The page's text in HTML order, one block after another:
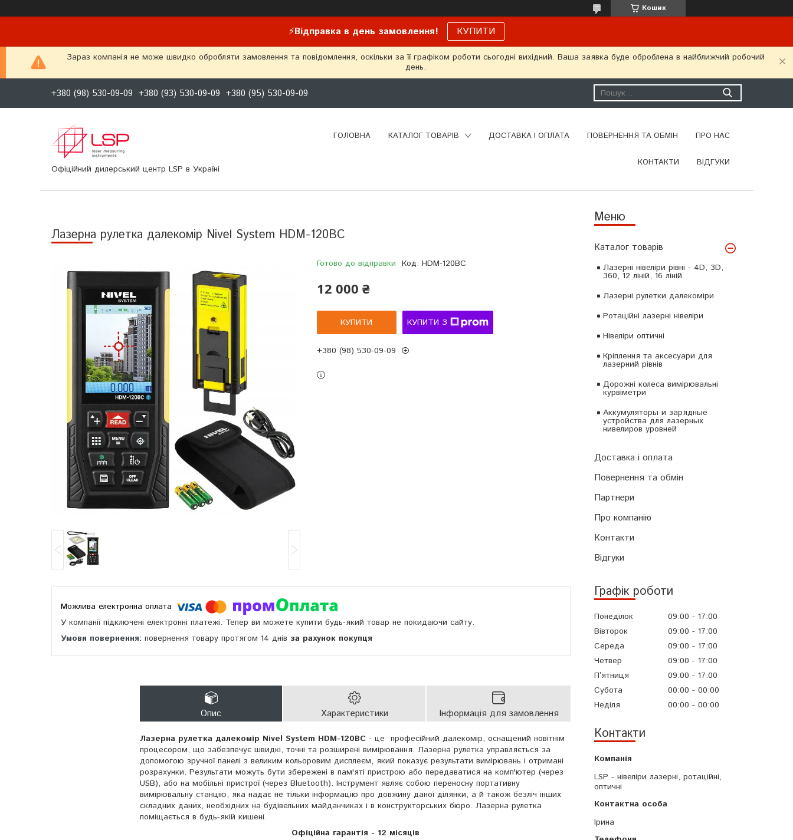
Кошик
⚡Відправка в день замовлення! КУПИТИ
Зараз компанія не може швидко обробляти замовлення та повідомлення, оскільки за її графіком роботи сьогодні вихідний. Ваша заявка буде оброблена в найближчий робочий
день.
+380 (98) 530-09-09 +380 (93) 530-09-09 +380 (95) 530-09-09
Офіційний дилерський центр LSP в Україні
ГОЛОВНА КАТАЛОГ ТОВАРІВ ДОСТАВКА І ОПЛАТА ПОВЕРНЕННЯ ТА ОБМІН ПРО НАС
КОНТАКТИ ВІДГУКИ
Каталог товарів
Лазерні нівеліри рівні - 4D, 3D,
360, 12 ліній, 16 ліній
Лазерні рулетки далекоміри
Ротаційні лазерні нівеліри
Нівеліри оптичні
Кріплення та аксесуари для
лазерний рівнів
Дорожні колеса вимірювальні
курвіметри
Аккумуляторы и зарядные
устройства для лазерных
нивелиров уровней
Доставка і оплата
Повернення та обмін
Партнери
Про компанію
Контакти
Відгуки
Графік роботи
Понеділок 09:00
17:00
Вівторок
09:00
17:00
Середа
09:00
17:00
Четвер
09:00
17:00
Пʼятниця
09:00
17:00
Субота
00:00
00:00
Неділя
00:00 00:00
Контакти
LSP - нівеліри лазерні, ротаційні,
оптичні
Ірина
Лазерна рулетка далекомір Nivel System НDM-120BC
Готово до відправки Код: HDM-120BC
12 000 ₴
КУПИТИ КУПИТИ З
+380 (98) 530-09-09
У компанії підключені електронні платежі. Тепер ви можете купити будь-який товар не покидаючи сайту.
повернення товару протягом 14 днів за рахунок покупця
Опис Характеристики Інформація для замовлення
Лазерна рулетка далекомір Nivel System НDM-120BC - це професійний далекомір, оснащений новітнім
процесором, що забезпечує швидкі, точні та розширені вимірювання. Лазерна рулетка управляється за
допомогою зручної панелі з великим кольоровим дисплеєм, який показує результати вимірювань і отримані
розрахунки. Результати можуть бути збережені в пам'яті пристрою або передаватися на комп'ютер (через
USB), або на мобільні пристрої (через Bluetooth). Інструмент являє собою переносну портативну
вимірювальну станцію, яка надає не тільки інформацію про довжину даної ділянки, а й також безліч інших
складних даних, необхідних на будівельних майданчиках і в конструкторських бюро. Лазерна рулетка
поміщається в будь-якій кишені.
Офіційна гарантія - 12 місяців